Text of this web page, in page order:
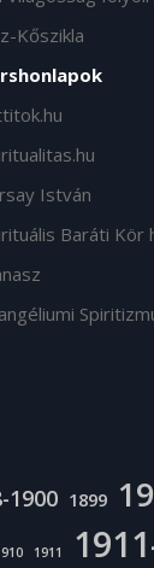
Kőszikla
István
Baráti Kör
1900 1899
1911